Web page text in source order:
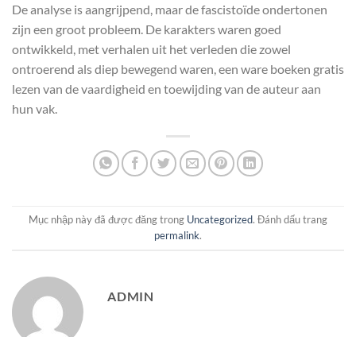
De analyse is aangrijpend, maar de fascistoïde ondertonen
zijn een groot probleem. De karakters waren goed
ontwikkeld, met verhalen uit het verleden die zowel
ontroerend als diep bewegend waren, een ware boeken gratis
lezen van de vaardigheid en toewijding van de auteur aan
hun vak.
Mục nhập này đã được đăng trong Uncategorized. Đánh dấu trang
permalink.
ADMIN